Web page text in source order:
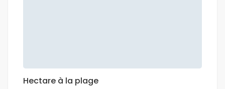
Hectare à la plage